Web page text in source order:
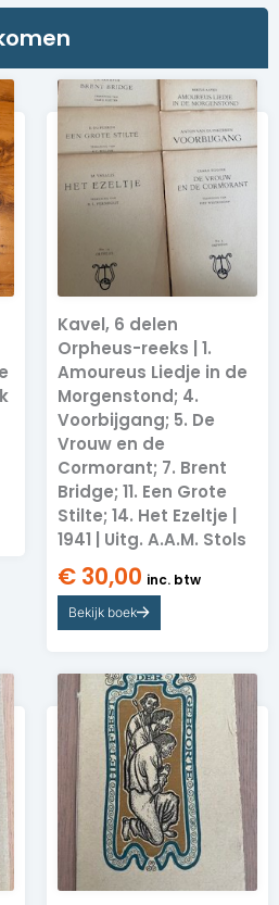
Kavel, 6 delen
Orpheus-reeks | 1.
Amoureus Liedje in de
Morgenstond; 4.
Voorbijgang; 5. De
Vrouw en de
Cormorant; 7. Brent
Bridge; 11. Een Grote
Stilte; 14. Het Ezeltje |
1941 | Uitg. A.A.M. Stols
€ 30,00 inc. btw
Bekijk boek